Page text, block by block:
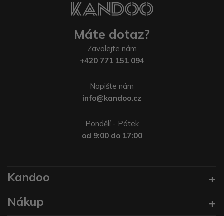
Máte dotaz?
Zavolejte nám
+420 771 151 094
Napište nám
info@kandoo.cz
Pondělí - Pátek
od 9:00 do 17:00
Kandoo
Nákup